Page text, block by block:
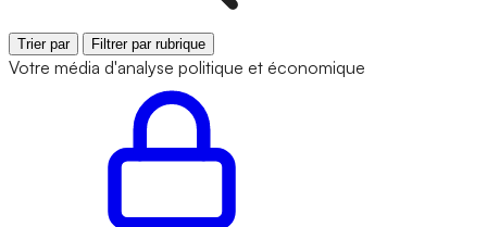
Trier par Filtrer par rubrique
Votre média d'analyse politique et économique